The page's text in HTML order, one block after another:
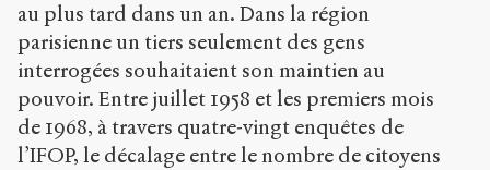
au plus tard dans un an. Dans la région
parisienne un tiers seulement des gens
interrogées souhaitaient son maintien au
pouvoir. Entre juillet 1958 et les premiers mois
de 1968, à travers quatre-vingt enquêtes de
l’IFOP, le décalage entre le nombre de citoyens